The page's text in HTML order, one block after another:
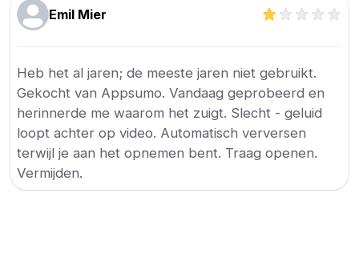
Emil Mier
Heb het al jaren; de meeste jaren niet gebruikt.
Gekocht van Appsumo. Vandaag geprobeerd en
herinnerde me waarom het zuigt. Slecht - geluid
loopt achter op video. Automatisch verversen
terwijl je aan het opnemen bent. Traag openen.
Vermijden.